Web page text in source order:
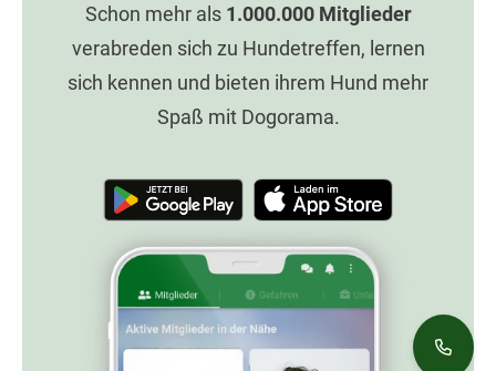
Schon mehr als 1.000.000Mitglieder
verabreden sich zu Hundetreffen, lernen
sich kennen und bieten ihrem Hund mehr
Spaß mit Dogorama.